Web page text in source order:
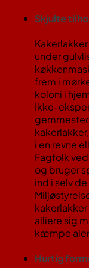
Skjulte
under
frem i
koloni i
Ikke-
i en revne
Fagfolk
og bruger
ind i selv
alliere sig
kæmpe
Hurtig